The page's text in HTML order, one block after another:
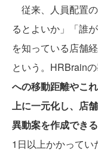
従来、人員配置
るとよいか」「誰
を知っている店舗
という。HRBrainの
への移動距離やこ
上に一元化し、店
異動案を作成できる
1日以上かかってい